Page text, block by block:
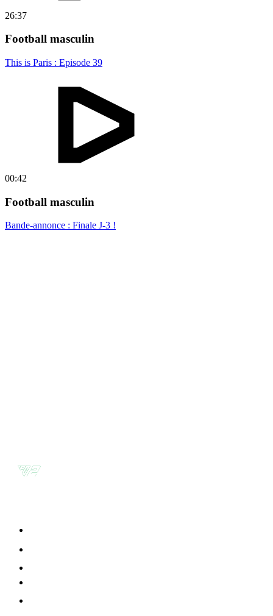
26:37
Football masculin
This is Paris : Episode 39
00:42
Football masculin
Bande-annonce : Finale J-3 !